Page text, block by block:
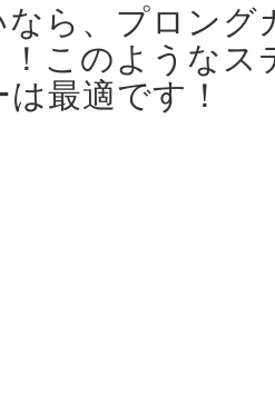
ら、プロング
このようなス
最適です！